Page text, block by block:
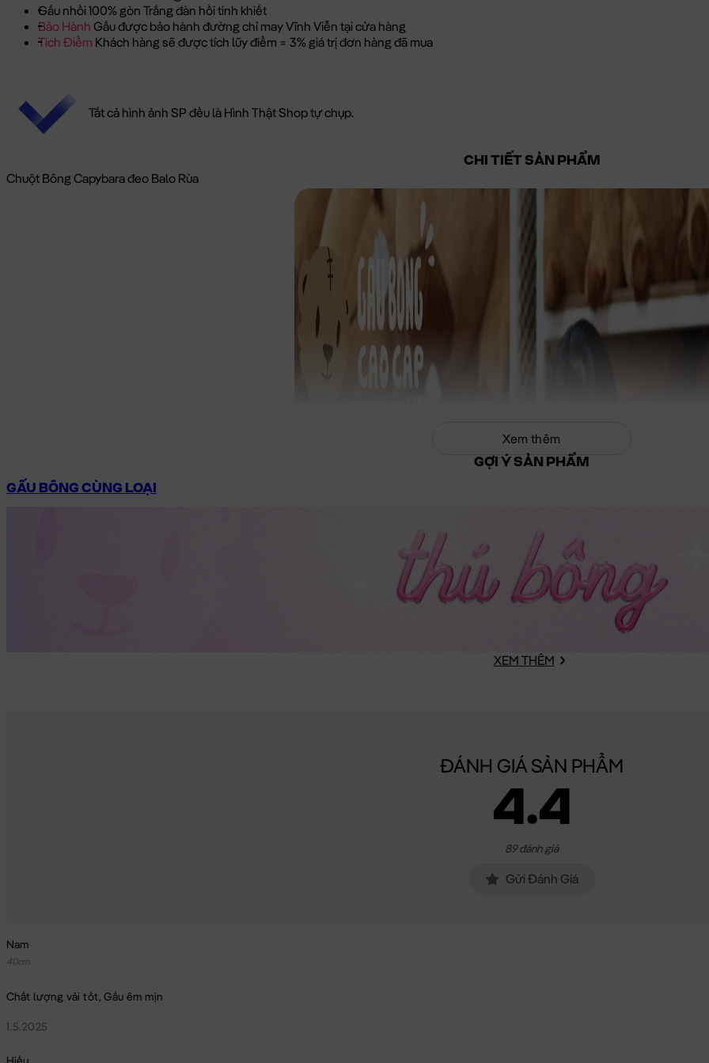
Gấu nhồi 100% gòn Trắng đàn hồi tinh khiết
Bảo Hành Gấu được bảo hành đường chỉ may Vĩnh Viễn tại cửa hàng
Tích Điểm Khách hàng sẽ được tích lũy điểm = 3% giá trị đơn hàng đã mua
Tất cả hình ảnh SP đều là Hình Thật Shop tự chụp.
CHI TIẾT SẢN PHẨM
Chuột Bông Capybara đeo Balo Rùa
Xem thêm
GỢI Ý SẢN PHẨM
GẤU BÔNG CÙNG LOẠI
XEM THÊM
ĐÁNH GIÁ SẢN PHẨM
4.4
89 đánh giá
Gửi Đánh Giá
Nam
40cm
Chất lượng vải tốt, Gấu êm mịn
1.5.2025